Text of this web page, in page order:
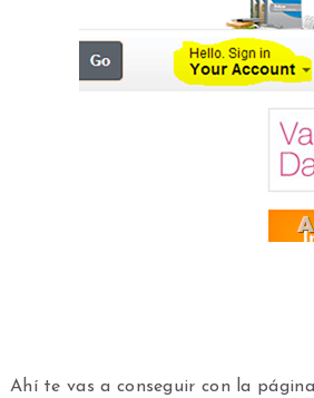
Ahí te vas a conseguir con la